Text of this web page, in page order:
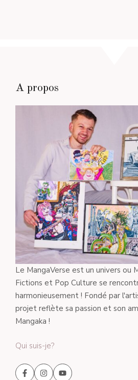
A propos
Le MangaVerse est un univers ou
Fictions et Pop Culture se
harmonieusement ! Fondé par
projet reflète sa passion et son
Mangaka !
Qui suis-je?